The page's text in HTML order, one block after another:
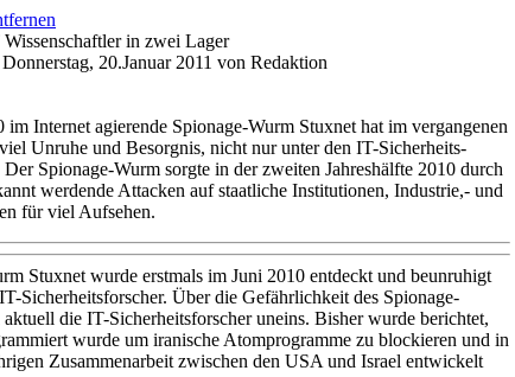
in zwei Lager
20.Januar 2011 von Redaktion
im Internet agierende Spionage-Wurm Stuxnet hat im vergangenen
Unruhe und Besorgnis, nicht nur unter den IT-Sicherheits-
Spionage-Wurm sorgte in der zweiten Jahreshälfte 2010 durch
werdende Attacken auf staatliche Institutionen, Industrie,- und
für viel Aufsehen.
Stuxnet wurde erstmals im Juni 2010 entdeckt und beunruhigt
Sicherheitsforscher. Über die Gefährlichkeit des Spionage-
die IT-Sicherheitsforscher uneins. Bisher wurde berichtet,
wurde um iranische Atomprogramme zu blockieren und in
Zusammenarbeit zwischen den USA und Israel entwickelt